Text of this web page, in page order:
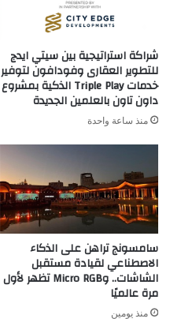
شراكة استراتيجية بين سيتي ايدج
للتطوير العقارى وفودافون لتوفير
خدمات Triple Play الذكية بمشروع
داون تاون بالعلمين الجديدة
منذ ساعة واحدة
سامسونج تراهن على الذكاء
الاصطناعي لقيادة مستقبل
الشاشات.. وMicro RGB تظهر لأول
مرة عالميًا
منذ يومين